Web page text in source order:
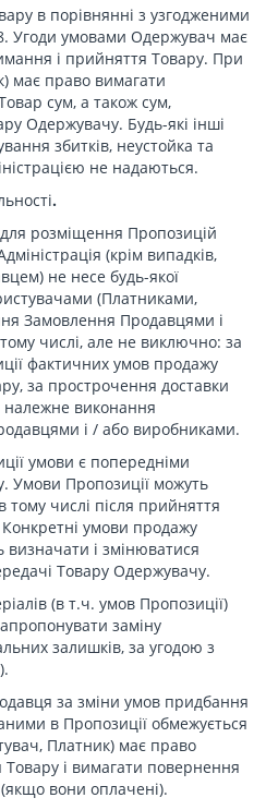
в порівнянні з узгодженими
Угоди умовами Одержувач має
і прийняття Товару. При
має право вимагати
сум, а також сум,
Одержувачу. Будь-які інші
збитків, неустойка та
не надаються.
.
розміщення Пропозицій
(крім випадків,
не несе будь-якої
(Платниками,
Замовлення Продавцями і
числі, але не виключно: за
фактичних умов продажу
за прострочення доставки
належне виконання
і / або виробниками.
умови є попередніми
Умови Пропозиції можуть
числі після прийняття
умови продажу
і змінюватися
Товару Одержувачу.
(в т.ч. умов Пропозиції)
заміну
залишків, за угодою з
за зміни умов придбання
в Пропозиції обмежується
Платник) має право
і вимагати повернення
вони оплачені).